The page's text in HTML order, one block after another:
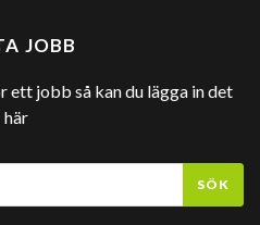
JOBB
ett jobb så kan du lägga in det
här
SÖK